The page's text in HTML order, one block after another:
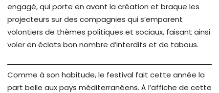
engagé, qui porte en avant la création et braque les
projecteurs sur des compagnies qui s’emparent
volontiers de thèmes politiques et sociaux, faisant ainsi
voler en éclats bon nombre d’interdits et de tabous.
Comme à son habitude, le festival fait cette année la
part belle aux pays méditerranéens. À l’affiche de cette